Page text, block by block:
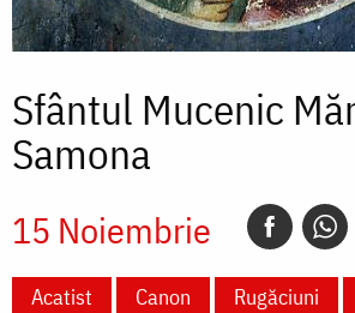
Sfântul Mucenic
Samona
15 Noiembrie
Acatist Canon Rugăciuni